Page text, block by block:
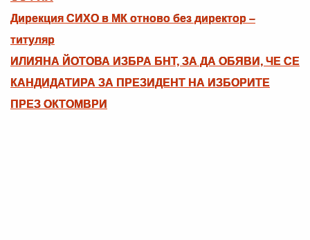
Дирекция СИХО в МК отново без директор –
титуляр
ИЛИЯНА ЙОТОВА ИЗБРА БНТ, ЗА ДА ОБЯВИ, ЧЕ СЕ
КАНДИДАТИРА ЗА ПРЕЗИДЕНТ НА ИЗБОРИТЕ
ПРЕЗ ОКТОМВРИ